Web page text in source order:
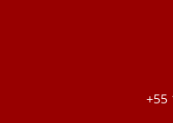
+55